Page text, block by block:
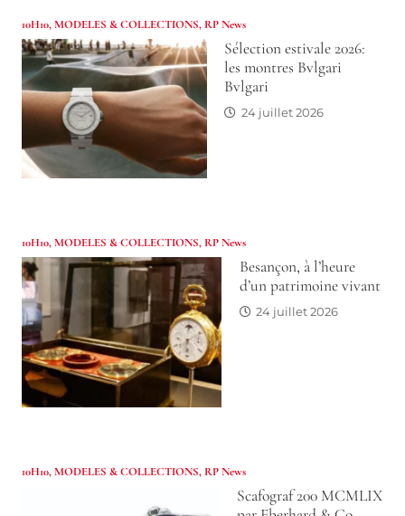
10H10,MODELES & COLLECTIONS, RP News
Sélection estivale 2026:
les montres Bvlgari
Bvlgari
24 juillet 2026
10H10,MODELES & COLLECTIONS, RP News
Besançon, à l’heure
d’un patrimoine vivant
24 juillet 2026
10H10,MODELES & COLLECTIONS, RP News
Scafograf 200 MCMLIX